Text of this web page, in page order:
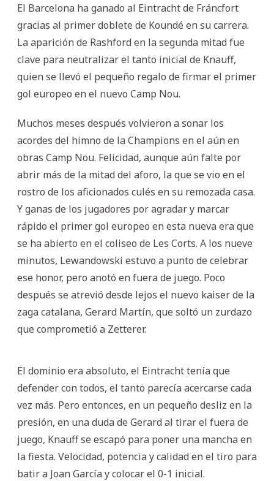
El Barcelona ha ganado al Eintracht de Fráncfort
gracias al primer doblete de Koundé en su carrera.
La aparición de Rashford en la segunda mitad fue
clave para neutralizar el tanto inicial de Knauff,
quien se llevó el pequeño regalo de firmar el primer
gol europeo en el nuevo Camp Nou.
Muchos meses después volvieron a sonar los
acordes del himno de la Champions en el aún en
obras Camp Nou. Felicidad, aunque aún falte por
abrir más de la mitad del aforo, la que se vio en el
rostro de los aficionados culés en su remozada casa.
Y ganas de los jugadores por agradar y marcar
rápido el primer gol europeo en esta nueva era que
se ha abierto en el coliseo de Les Corts. A los nueve
minutos, Lewandowski estuvo a punto de celebrar
ese honor, pero anotó en fuera de juego. Poco
después se atrevió desde lejos el nuevo kaiser de la
zaga catalana, Gerard Martín, que soltó un zurdazo
que comprometió a Zetterer.
El dominio era absoluto, el Eintracht tenía que
defender con todos, el tanto parecía acercarse cada
vez más. Pero entonces, en un pequeño desliz en la
presión, en una duda de Gerard al tirar el fuera de
juego, Knauff se escapó para poner una mancha en
la fiesta. Velocidad, potencia y calidad en el tiro para
batir a Joan García y colocar el 0-1 inicial.